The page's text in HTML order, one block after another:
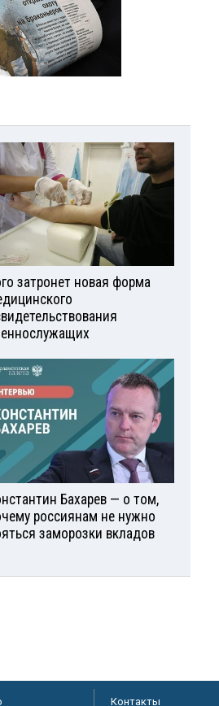
затронет новая форма
Бахарев — о том,
россиянам не нужно
заморозки вкладов
Контакты